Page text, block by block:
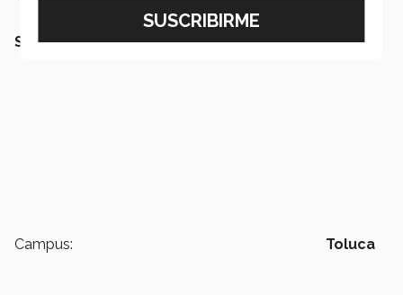
SEGURAMENTE QUERRÁS LEER TAMBIÉN:
Campus: Toluca